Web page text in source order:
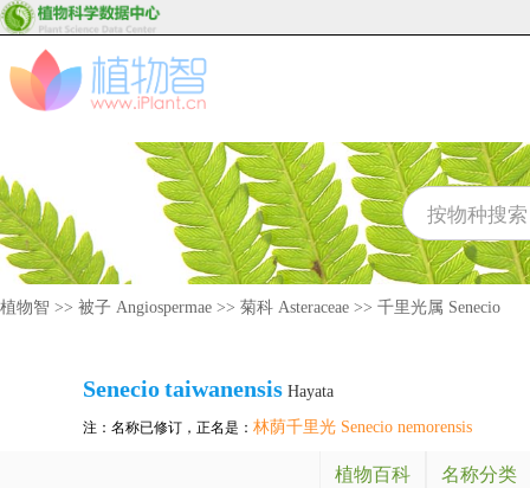
植物智 >> 被子 Angiospermae >> 菊科 Asteraceae >> 千里光属 Senecio
Seneciotaiwanensis Hayata
注：名称已修订，正名是： 林荫千里光 Senecio nemorensis
植物百科 名称分类